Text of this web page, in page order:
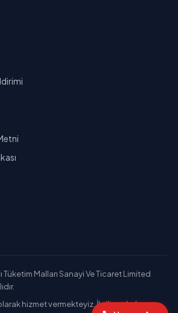
Tüketim Malları Sanayi Ve Ticaret Limited
hizmet vermekteyiz. İlgili markaların